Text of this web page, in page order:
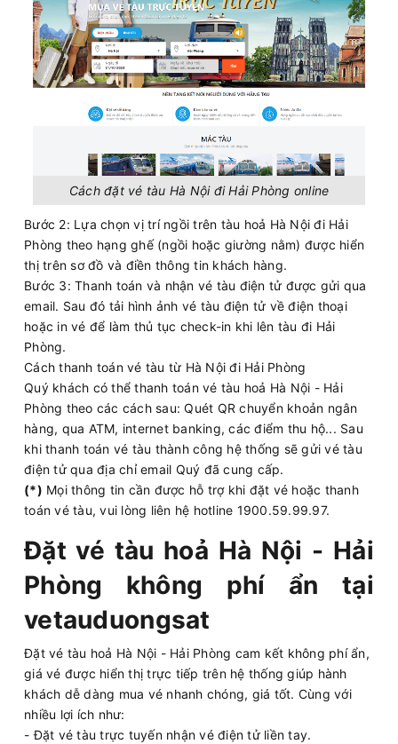
Cách đặt vé tàu Hà Nội đi Hải Phòng online
Bước 2: Lựa chọn vị trí ngồi trên tàu hoả Hà Nội đi Hải
Phòng theo hạng ghế (ngồi hoặc giường nằm) được hiển
thị trên sơ đồ và điền thông tin khách hàng.
Bước 3: Thanh toán và nhận vé tàu điện tử được gửi qua
email. Sau đó tải hình ảnh vé tàu điện tử về điện thoại
hoặc in vé để làm thủ tục check-in khi lên tàu đi Hải
Phòng.
Cách thanh toán vé tàu từ Hà Nội đi Hải Phòng
Quý khách có thể thanh toán vé tàu hoả Hà Nội - Hải
Phòng theo các cách sau: Quét QR chuyển khoản ngân
hàng, qua ATM, internet banking, các điểm thu hộ... Sau
khi thanh toán vé tàu thành công hệ thống sẽ gửi vé tàu
điện tử qua địa chỉ email Quý đã cung cấp.
(*) Mọi thông tin cần được hỗ trợ khi đặt vé hoặc thanh
toán vé tàu, vui lòng liên hệ hotline 1900.59.99.97.
Đặt vé tàu hoả Hà Nội - Hải
Phòng không phí ẩn tại
vetauduongsat
Đặt vé tàu hoả Hà Nội - Hải Phòng cam kết không phí ẩn,
giá vé được hiển thị trực tiếp trên hệ thống giúp hành
khách dễ dàng mua vé nhanh chóng, giá tốt. Cùng với
nhiều lợi ích như:
- Đặt vé tàu trực tuyến nhận vé điện tử liền tay.